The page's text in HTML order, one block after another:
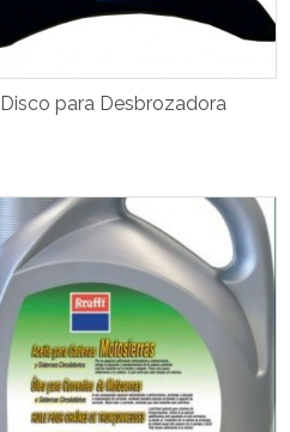
Disco para Desbrozadora